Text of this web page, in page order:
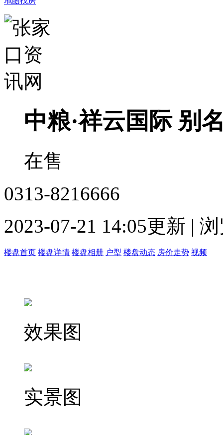
中粮·祥云国际 别
在售
0313-8216666
2023-07-21 14:05更新 |
楼盘首页 楼盘详情 楼盘相册 户型 楼盘动态 房价走势 视频
效果图
实景图